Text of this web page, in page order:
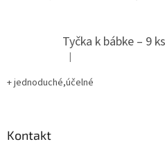
Tyčka k bábke – 9 ks
Hodnotenie produktu je
|
+ jednoduché,účelné
Kontakt